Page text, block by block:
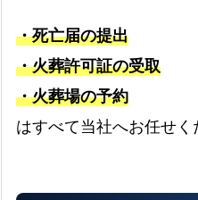
お迎え
・死亡届の提出
・火葬許可証の受取
・火葬場の予約
はすべて当社へお任せく